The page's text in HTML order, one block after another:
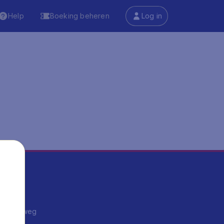
Help Boeking beheren Log in
weg